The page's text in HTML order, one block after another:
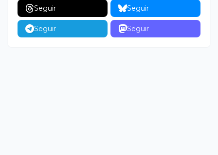
Seguir Seguir
Seguir Seguir